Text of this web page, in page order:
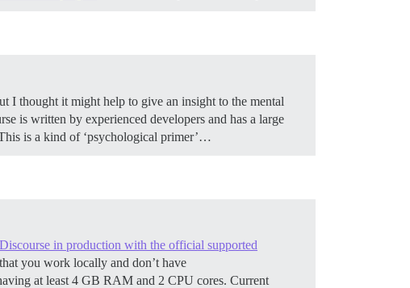
I thought it might help to give an insight to the mental
is written by experienced developers and has a large
is a kind of ‘psychological primer’…
in production with the official supported
you work locally and don’t have
at least 4 GB RAM and 2 CPU cores. Current